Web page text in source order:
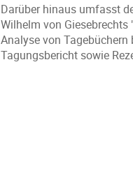
Darüber hinaus umfasst
Wilhelm von
Analyse von
Tagungsbericht sowie